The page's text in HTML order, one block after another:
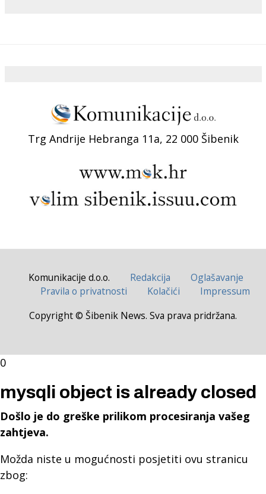
Trg Andrije Hebranga 11a, 22 000 Šibenik
Komunikacije d.o.o. Redakcija
Oglašavanje
Pravila o privatnosti
Kolačići
Impressum
Copyright © Šibenik News. Sva prava pridržana.
0
mysqli object is already closed
Došlo je do greške prilikom procesiranja vašeg
zahtjeva.
Možda niste u mogućnosti posjetiti ovu stranicu
zbog: